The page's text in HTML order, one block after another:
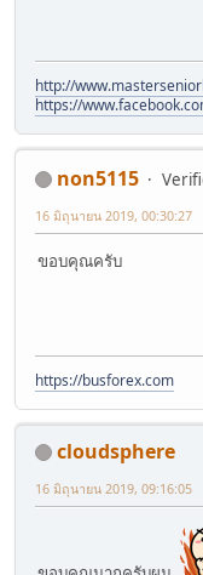
http://
https://
non5115
16 มิถุนายน 2019, 00:30:27
ขอบคุณครับ
https://busforex.com
cloudsphere
16 มิถุนายน 2019, 09:16:05